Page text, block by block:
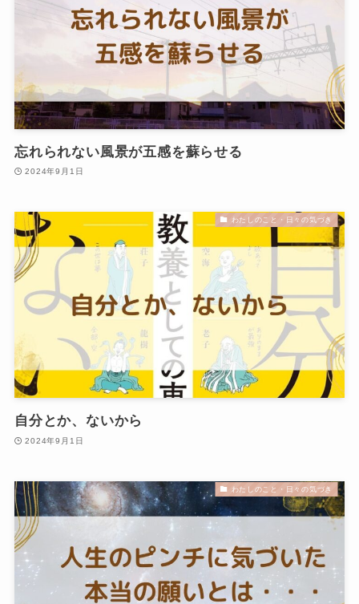
忘れられない風景が五感を蘇らせる
2024年9月1日
わたしのこと・日々の気づき
自分とか、ないから
2024年9月1日
わたしのこと・日々の気づき